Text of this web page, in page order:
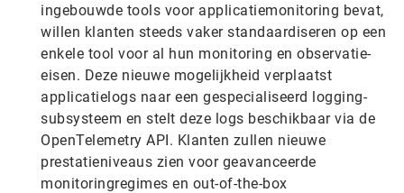
ingebouwde tools voor applicatiemonitoring bevat,
willen klanten steeds vaker standaardiseren op een
enkele tool voor al hun monitoring en observatie-
eisen. Deze nieuwe mogelijkheid verplaatst
applicatielogs naar een gespecialiseerd logging-
subsysteem en stelt deze logs beschikbaar via de
OpenTelemetry API. Klanten zullen nieuwe
prestatieniveaus zien voor geavanceerde
monitoringregimes en out-of-the-box